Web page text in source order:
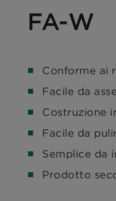
FA-W
Conforme ai
Facile da
Costruzione
Facile da
Semplice da
Prodotto